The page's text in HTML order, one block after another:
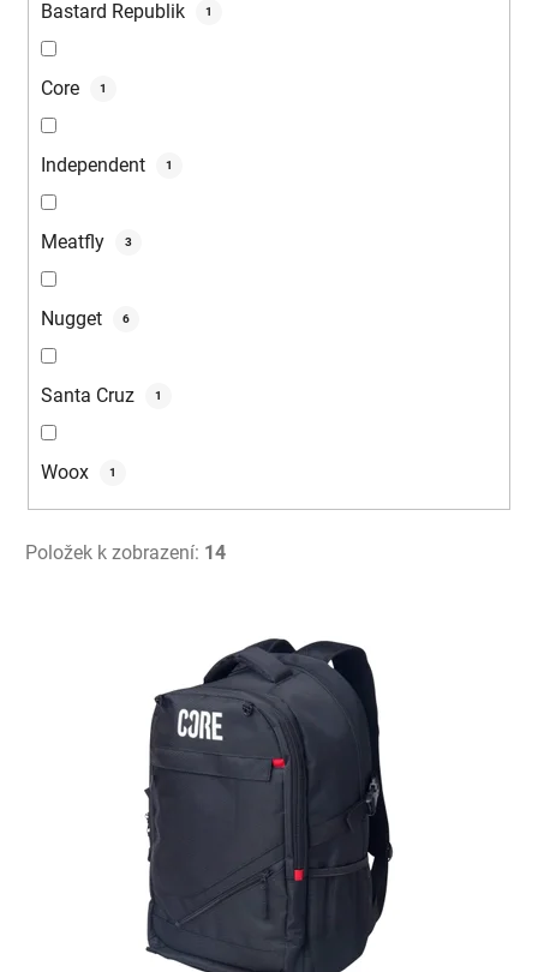
Bastard Republik 1
Core 1
Independent 1
Meatfly 3
Nugget 6
Santa Cruz 1
Woox 1
Položek k zobrazení: 14